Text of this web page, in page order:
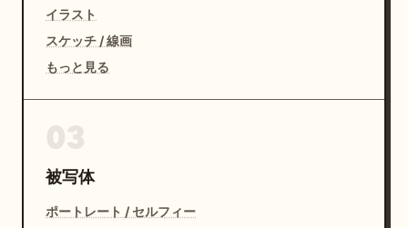
イラスト
スケッチ / 線画
もっと見る
被写体
ポートレート / セルフィー